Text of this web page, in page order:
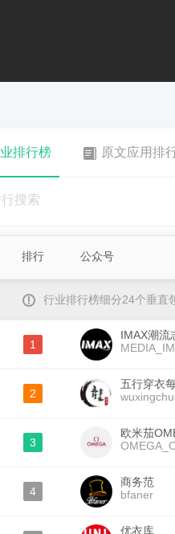
排行榜 原文应用排
排行 公众号
行业排行榜细分24个垂直
1
IMAX潮流
2
五行穿衣
3
欧米茄
4
商务范
bfaner
优衣库